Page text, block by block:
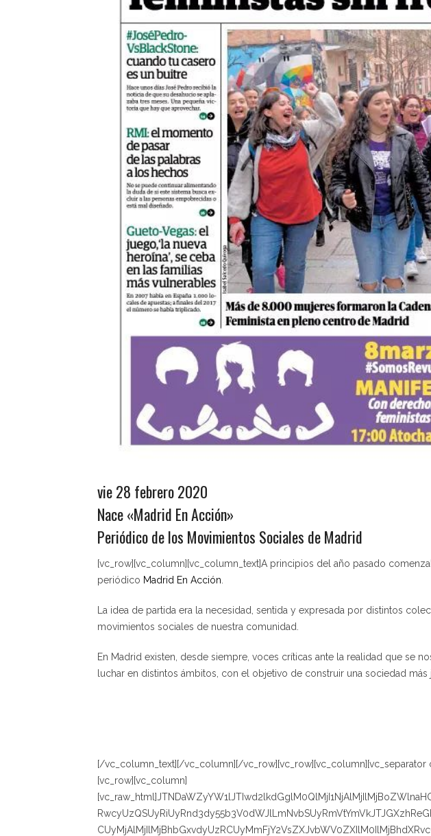
vie 28 febrero 2020
Nace «Madrid En Acción»
Periódico de los Movimientos Sociales de Madrid
[vc_row][vc_column][vc_column_text]A principios del año pasado
periódico Madrid En Acción
La idea de partida era la necesidad, sentida y expresada por distintos
movimientos sociales de nuestra comunidad.
En Madrid existen, desde siempre, voces críticas ante la realidad que se
luchar en distintos ámbitos, con el objetivo de construir una sociedad más
[/vc_column_text][/vc_column][/
[vc_row][vc_column]